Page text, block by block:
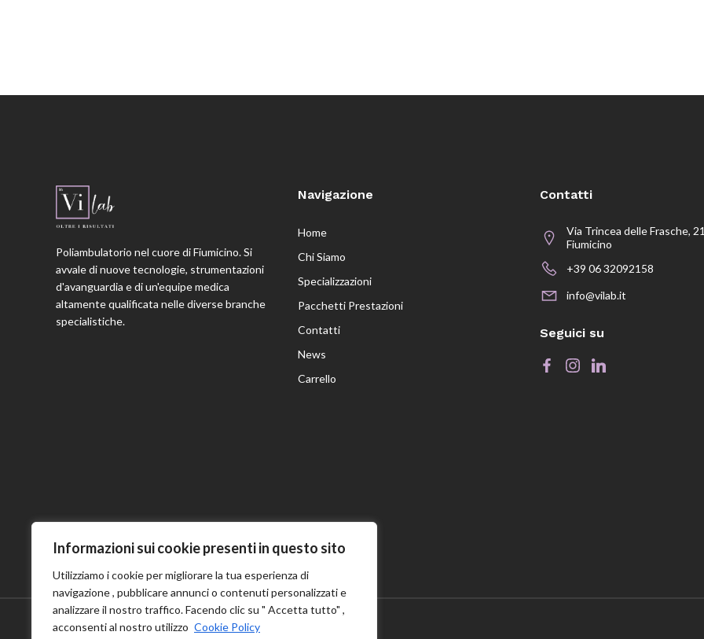
Informazioni sui cookie presenti in questo sito
Utilizziamo i cookie per migliorare la tua esperienza di
navigazione , pubblicare annunci o contenuti personalizzati e
analizzare il nostro traffico. Facendo clic su " Accetta tutto" ,
acconsenti al nostro utilizzo Cookie Policy
Poliambulatorio nel cuore di Fiumicino. Si
avvale di nuove tecnologie, strumentazioni
d'avanguardia e di un'equipe medica
altamente qualificata nelle diverse branche
specialistiche.
Navigazione
Home
Chi Siamo
Specializzazioni
Pacchetti Prestazioni
Contatti
News
Carrello
Contatti
Via Trincea delle Frasche,
Fiumicino
+39 06 32092158
info@vilab.it
Seguici su